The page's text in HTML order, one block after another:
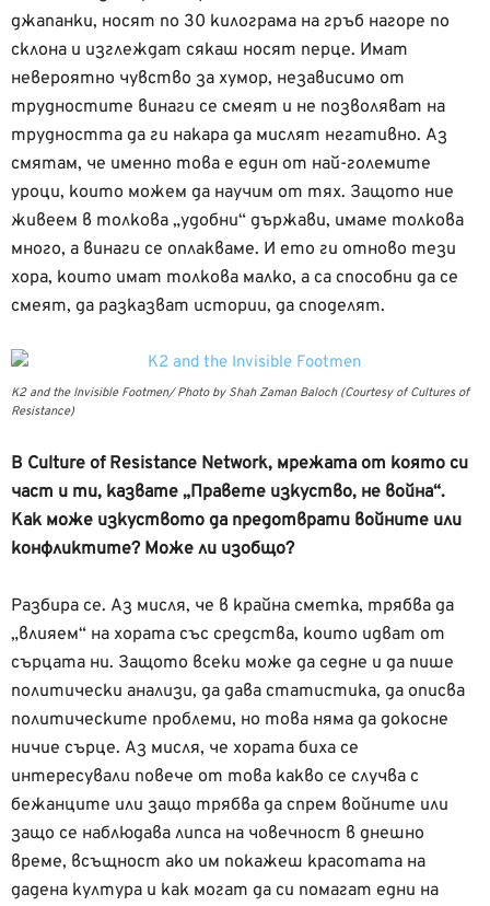
джапанки, носят по 30 килограма на гръб нагоре по
склона и изглеждат сякаш носят перце. Имат
невероятно чувство за хумор, независимо от
трудностите винаги се смеят и не позволяват на
трудността да ги накара да мислят негативно. Аз
смятам, че именно това е един от най-големите
уроци, които можем да научим от тях. Защото ние
живеем в толкова „удобни“ държави, имаме толкова
много, а винаги се оплакваме. И ето ги отново тези
хора, които имат толкова малко, а са способни да се
смеят, да разказват истории, да споделят.
К2 and the Invisible Footmen/ Photo by Shah Zaman Baloch (Courtesy of Cultures of
Resistance)
В Culture of Resistance Network, мрежата от която си
част и ти, казвате „Правете изкуство, не война“.
Как може изкуството да предотврати войните или
конфликтите? Може ли изобщо?
Разбира се. Аз мисля, че в крайна сметка, трябва да
„влияем“ на хората със средства, които идват от
сърцата ни. Защото всеки може да седне и да пише
политически анализи, да дава статистика, да описва
политическите проблеми, но това няма да докосне
ничие сърце. Аз мисля, че хората биха се
интересували повече от това какво се случва с
бежанците или защо трябва да спрем войните или
защо се наблюдава липса на човечност в днешно
време, всъщност ако им покажеш красотата на
дадена култура и как могат да си помагат едни на